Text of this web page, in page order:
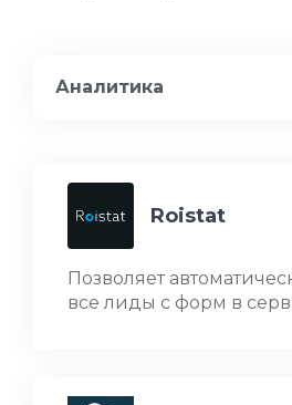
Аналитика
Roistat
Позволяет
все лиды с форм в